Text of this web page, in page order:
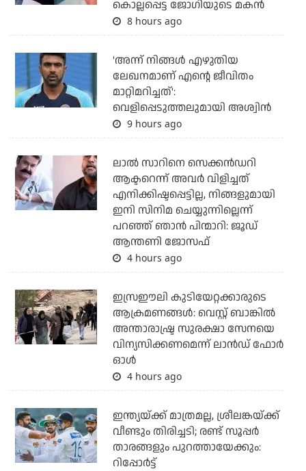
കൊല്ലപ്പെട്ട ജോഗിയുടെ മകന്‍
8 hours ago
'അന്ന് നിങ്ങള്‍ എഴുതിയ
ലേഖനമാണ് എന്റെ ജീവിതം
മാറ്റിമറിച്ചത്':
വെളിപ്പെടുത്തലുമായി അശ്വിന്‍
9 hours ago
ലാല്‍ സാറിനെ സെക്കന്‍ഡറി
ആക്ടറെന്ന് അവര്‍ വിളിച്ചത്
എനിക്കിഷ്ടപ്പെട്ടില്ല, നിങ്ങളുമായി
ഇനി സിനിമ ചെയ്യുന്നില്ലെന്ന്
പറഞ്ഞ് ഞാന്‍ പിന്മാറി: ജൂഡ്
ആന്തണി ജോസഫ്
4 hours ago
ഇസ്രഈലി കുടിയേറ്റക്കാരുടെ
ആക്രമണങ്ങള്‍: വെസ്റ്റ് ബാങ്കില്‍
അന്താരാഷ്ട്ര സുരക്ഷാ സേനയെ
വിന്യസിക്കണമെന്ന് ലാന്‍ഡ് ഫോര്‍
ഓള്‍
4 hours ago
ഇന്ത്യയ്ക്ക് മാത്രമല്ല, ശ്രീലങ്കയ്ക്ക്
വീണ്ടും തിരിച്ചടി; രണ്ട് സൂപ്പര്‍
താരങ്ങളും പുറത്തായേക്കും:
റിപ്പോര്‍ട്ട്